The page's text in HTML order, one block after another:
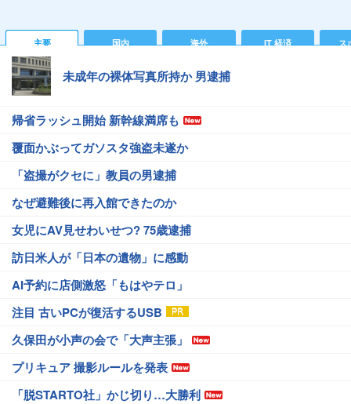
主要 国内 海外 IT 経済 ス
未成年の裸体写真所持か 男逮捕
帰省ラッシュ開始 新幹線満席も
覆面かぶってガソスタ強盗未遂か
「盗撮がクセに」教員の男逮捕
なぜ避難後に再入館できたのか
女児にAV見せわいせつ? 75歳逮捕
訪日米人が「日本の遺物」に感動
AI予約に店側激怒「もはやテロ」
注目 古いPCが復活するUSB
久保田が小声の会で「大声主張」
プリキュア 撮影ルールを発表
「脱STARTO社」かじ切り…大勝利